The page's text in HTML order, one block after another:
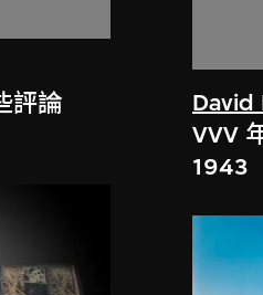
評論
David
VVV
1943